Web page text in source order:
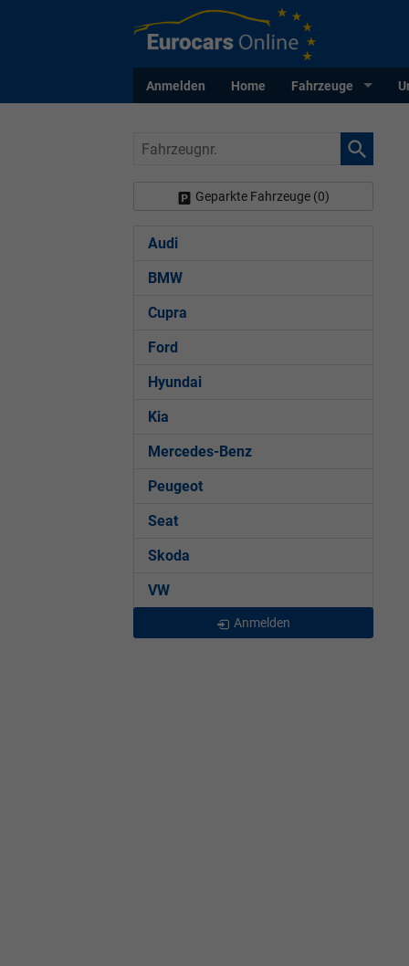
Anmelden Home Fahrzeuge
Fahrzeugnr.
Geparkte Fahrzeuge (0)
Audi
BMW
Cupra
Ford
Hyundai
Kia
Mercedes-Benz
Peugeot
Seat
Skoda
VW
Anmelden